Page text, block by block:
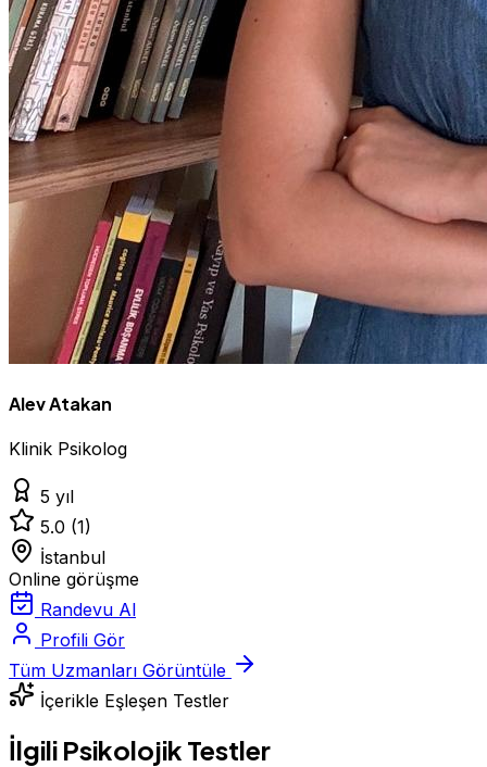
Alev Atakan
Klinik Psikolog
5 yıl
5.0 (1)
İstanbul
Online görüşme
Randevu Al
Profili Gör
Tüm Uzmanları Görüntüle
İçerikle Eşleşen Testler
İlgili Psikolojik Testler